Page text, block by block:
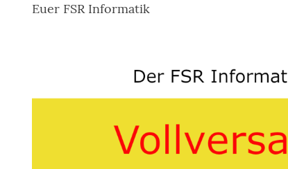
Euer FSR Informatik